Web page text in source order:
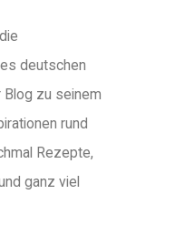
deutschen
Blog zu seinem
rund
Rezepte,
ganz viel